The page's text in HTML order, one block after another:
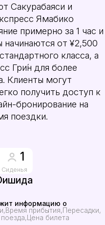
Сакурабаяси и
Ямабико
примерно за 1 час и
начинаются от ¥2,500
класса, а
Гри́н для более
Клиенты могут
получить доступ к
бронирование на
поездки.
1
Сиденья
информацию о
Время прибытия Пересадки
Цена билета